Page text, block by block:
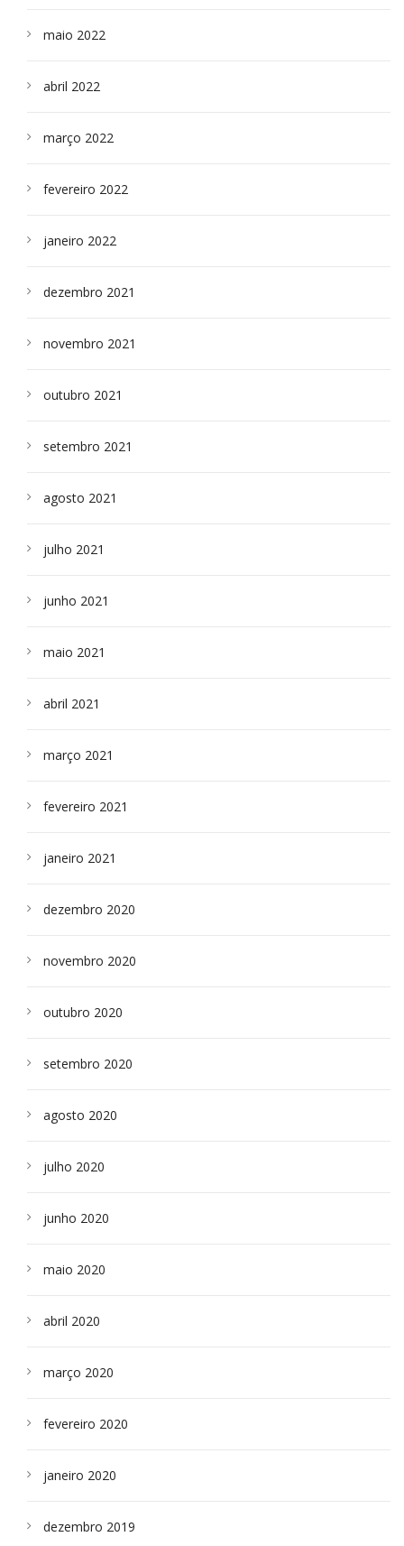
maio 2022
abril 2022
março 2022
fevereiro 2022
janeiro 2022
dezembro 2021
novembro 2021
outubro 2021
setembro 2021
agosto 2021
julho 2021
junho 2021
maio 2021
abril 2021
março 2021
fevereiro 2021
janeiro 2021
dezembro 2020
novembro 2020
outubro 2020
setembro 2020
agosto 2020
julho 2020
junho 2020
maio 2020
abril 2020
março 2020
fevereiro 2020
janeiro 2020
dezembro 2019